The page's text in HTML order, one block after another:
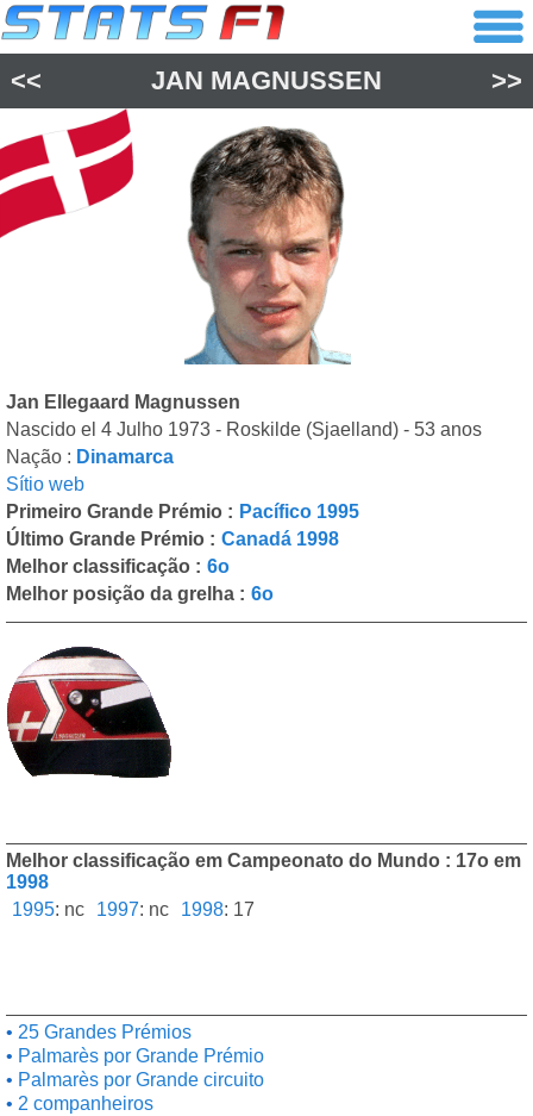
<< JAN MAGNUSSEN >>
Jan Ellegaard Magnussen
Nascido el 4 Julho 1973 - Roskilde (Sjaelland) - 53 anos
Nação : Dinamarca
Sítio web
Primeiro Grande Prémio : Pacífico 1995
Último Grande Prémio : Canadá 1998
Melhor classificação : 6o
Melhor posição da grelha : 6o
Melhor classificação em Campeonato do Mundo : 17o em
1998
1995: nc 1997: nc 1998: 17
25 Grandes Prémios
Palmarès por Grande Prémio
Palmarès por Grande circuito
2 companheiros